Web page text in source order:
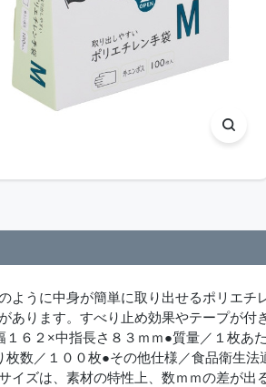
ように中身が簡単に取り出せるポリエ
あります。すべり止め効果やテープが
１６２×中指長さ８３ｍｍ●質量／１枚あ
枚数／１００枚●その他仕様／食品衛生法
ズは、素材の特性上、数ｍｍの差が出